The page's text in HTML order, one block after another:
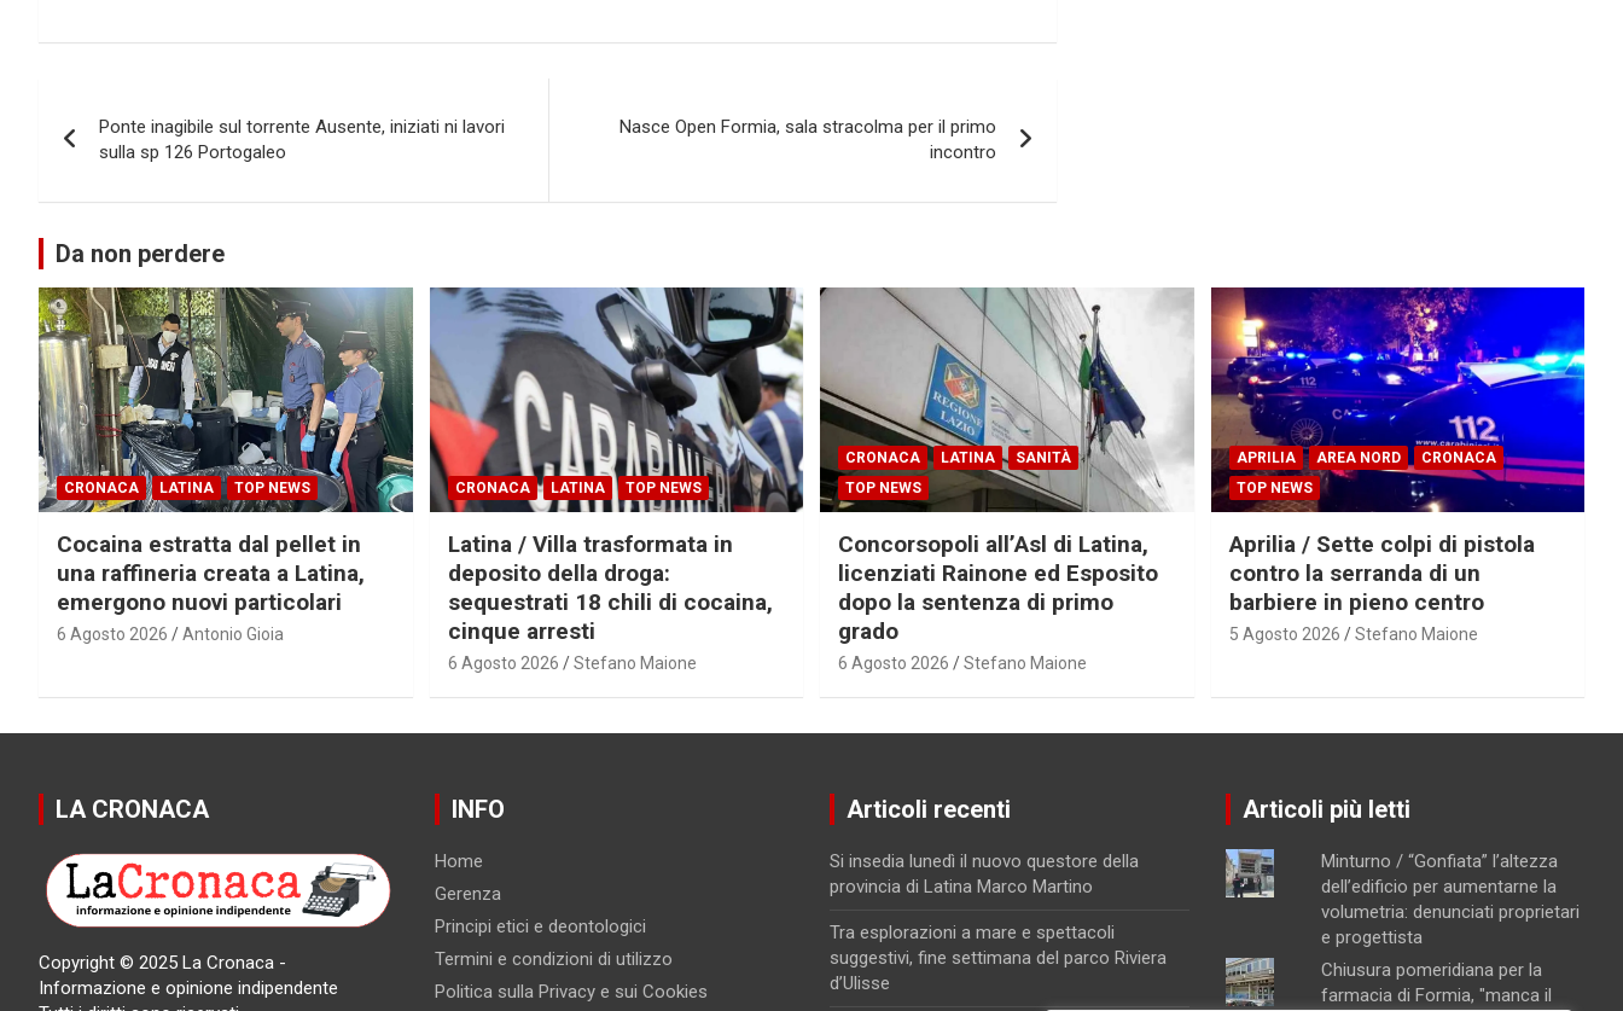
articoli
Ponte inagibile sul torrente Ausente, iniziati ni lavori
sulla sp 126 Portogaleo
Nasce Open Formia, sala stracolma per il primo
incontro
Da non perdere
CRONACA LATINA TOP NEWS
Cocaina estratta dal pellet in
una raffineria creata a Latina,
emergono nuovi particolari
6 Agosto 2026 Antonio Gioia
CRONACA LATINA TOP NEWS
Latina / Villa trasformata in
deposito della droga:
sequestrati 18 chili di cocaina,
cinque arresti
6 Agosto 2026 Stefano Maione
CRONACA LATINA
SANITÀ
TOP NEWS
Concorsopoli all’Asl di Latina,
licenziati Rainone ed Esposito
dopo la sentenza di primo
grado
6 Agosto 2026 Stefano Maione
APRILIA AREA NORD
CRONACA
TOP NEWS
Aprilia / Sette colpi di pistola
contro la serranda di un
barbiere in pieno centro
5 Agosto 2026 Stefano Maione
LA CRONACA
Copyright © 2025 La Cronaca -
Informazione e opinione indipendente
INFO
Home
Gerenza
Principi etici e deontologici
Termini e condizioni di utilizzo
Politica sulla Privacy e sui Cookies
Articoli recenti
Si insedia lunedì il nuovo questore della
provincia di Latina Marco Martino
Tra esplorazioni a mare e spettacoli
suggestivi, fine settimana del parco Riviera
d’Ulisse
Articoli più letti
Minturno / “Gonfiata” l’altezza
dell’edificio per aumentarne la
volumetria: denunciati proprietari
e progettista
Chiusura pomeridiana per la
farmacia di Formia, "manca il